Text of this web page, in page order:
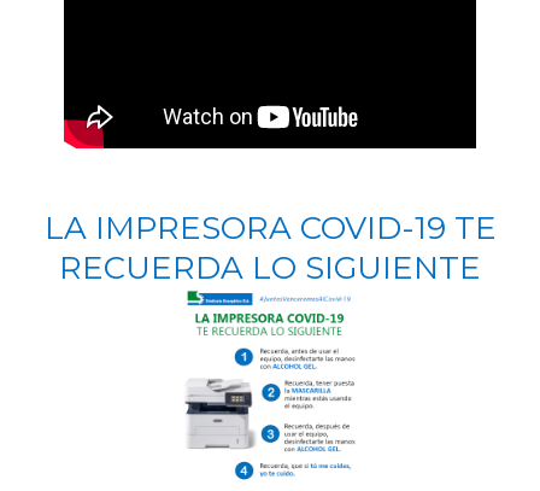
LA IMPRESORA COVID-19 TE
RECUERDA LO SIGUIENTE